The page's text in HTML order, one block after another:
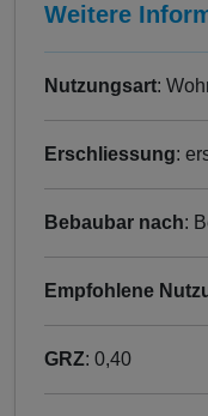
Weitere
Nutzungsart:
Erschliessung:
Bebaubar nach:
Empfohlene
GRZ: 0,40